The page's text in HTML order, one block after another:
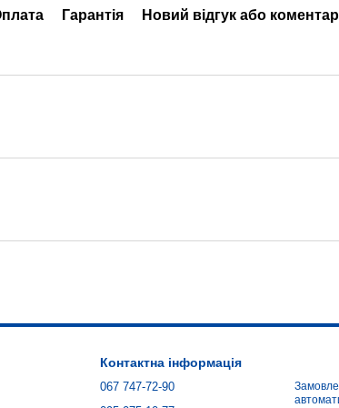
Гарантія Новий відгук або коментар
Контактна інформація
067 747-72-90